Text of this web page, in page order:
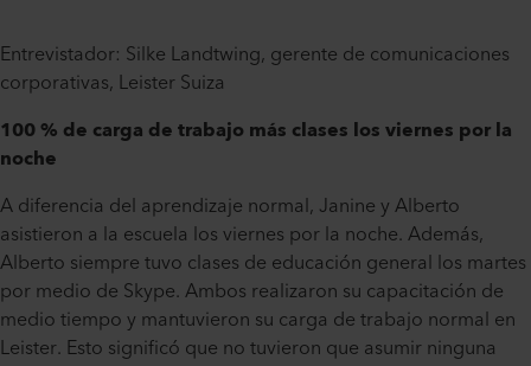
Entrevistador: Silke Landtwing, gerente de comunicaciones
corporativas, Leister Suiza
100 % de carga de trabajo más clases los viernes por la
noche
A diferencia del aprendizaje normal, Janine y Alberto
asistieron a la escuela los viernes por la noche. Además,
Alberto siempre tuvo clases de educación general los martes
por medio de Skype. Ambos realizaron su capacitación de
medio tiempo y mantuvieron su carga de trabajo normal en
Leister. Esto significó que no tuvieron que asumir ninguna